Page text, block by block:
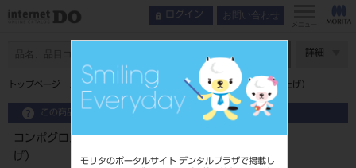
モリタのポータルサイト デンタルプラザで掲載し
ログイン お問い合わせ
メニュー
詳細
トップページ コンポグロス CA グリーン カップ 6入 （仕上げ）
この商品に関するお問い合わせ
コンポグロス CA グリーン カップ 6入 （仕上
げ）